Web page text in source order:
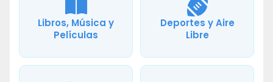
Libros, Música y
Películas
Deportes y Aire
Libre